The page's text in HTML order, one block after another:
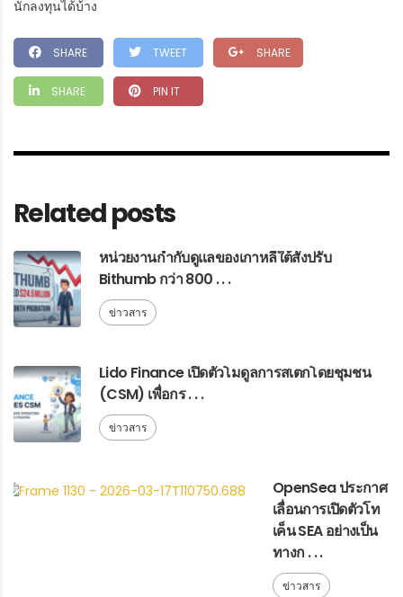
นักลงทุนได้บ้าง
SHARE TWEET SHARE
SHARE PIN IT
Related posts
หน่วยงานกำกับดูแลของเกาหลีใต้สั่งปรับ
Bithumb กว่า 800 . . .
ข่าวสาร
Lido Finance เปิดตัวโมดูลการสเตกโดยชุมชน
(CSM) เพื่อกร . . .
ข่าวสาร
OpenSea ประกาศ
เลื่อนการเปิดตัวโท
เค็น SEA อย่างเป็น
ทางก . . .
ข่าวสาร